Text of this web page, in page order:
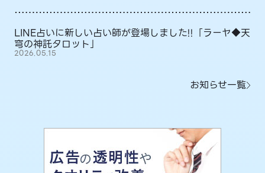
LINE占いに新しい占い師が登場しました!!「ラーヤ◆天
穹の神託タロット」
2026.05.15
お知らせ一覧